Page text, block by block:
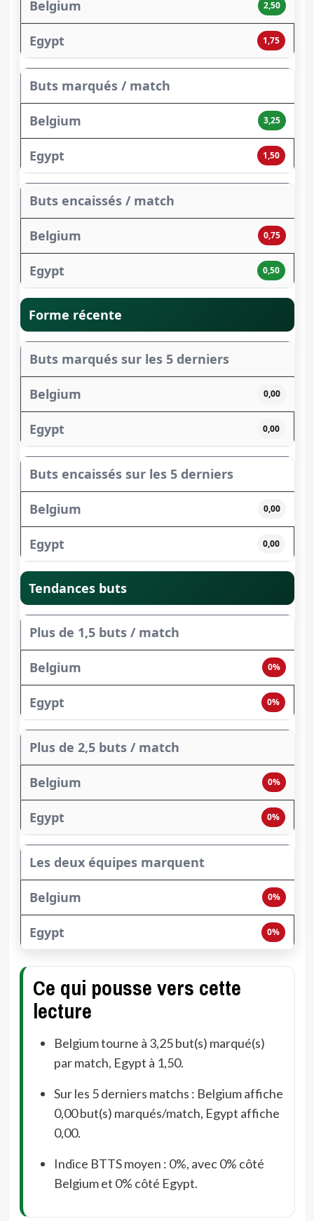
2,50
1,75
Buts marqués / match
3,25
1,50
Buts encaissés / match
0,75
0,50
Forme récente
Buts marqués sur les 5 derniers
0,00
0,00
Buts encaissés sur les 5 derniers
0,00
0,00
Tendances buts
Plus de 1,5 buts / match
0%
0%
Plus de 2,5 buts / match
0%
0%
Les deux équipes marquent
0%
0%
Ce qui pousse vers cette
lecture
Belgium tourne à 3,25 but(s) marqué(s)
par match, Egypt à 1,50.
Sur les 5 derniers matchs : Belgium affiche
0,00 but(s) marqués/match, Egypt affiche
0,00.
Indice BTTS moyen : 0%, avec 0% côté
Belgium et 0% côté Egypt.